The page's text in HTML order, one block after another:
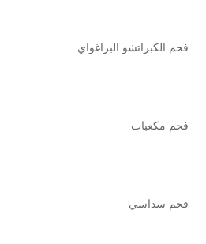
فحم الكبراتشو البراغواي
فحم مكعبات
فحم سداسي